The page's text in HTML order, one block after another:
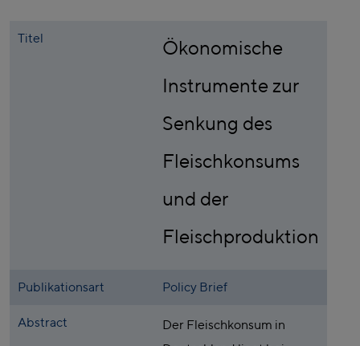
Titel
Ökonomische
Instrumente zur
Senkung des
Fleischkonsums
und der
Fleischproduktion
Publikationsart Policy Brief
Abstract
Der Fleischkonsum in